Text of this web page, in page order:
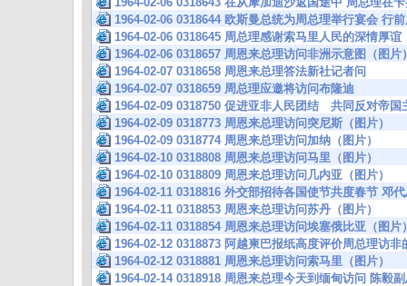
1964-02-06 0318644 欧斯曼总统为周总理举行宴会 行
1964-02-06 0318645 周总理感谢索马里人民的深情厚谊
1964-02-06 0318657 周恩来总理访问非洲示意图（图片
1964-02-07 0318658 周恩来总理答法新社记者问
1964-02-07 0318659 周总理应邀将访问布隆迪
1964-02-09 0318750 促进亚非人民团结 共同反对帝国
1964-02-09 0318773 周恩来总理访问突尼斯（图片）
1964-02-09 0318774 周恩来总理访问加纳（图片）
1964-02-10 0318808 周恩来总理访问马里（图片）
1964-02-10 0318809 周恩来总理访问几内亚（图片）
1964-02-11 0318816 外交部招待各国使节共度春节 邓
1964-02-11 0318853 周恩来总理访问苏丹（图片）
1964-02-11 0318854 周恩来总理访问埃塞俄比亚（图片
1964-02-12 0318873 阿越柬巴报纸高度评价周总理访
1964-02-12 0318881 周恩来总理访问索马里（图片）
1964-02-14 0318918 周恩来总理今天到缅甸访问 陈毅